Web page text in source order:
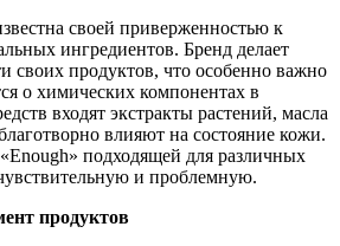
своей приверженностью к
ингредиентов. Бренд делает
своих продуктов, что особенно важно
о химических компонентах в
входят экстракты растений, масла
влияют на состояние кожи.
подходящей для различных
и проблемную.
продуктов